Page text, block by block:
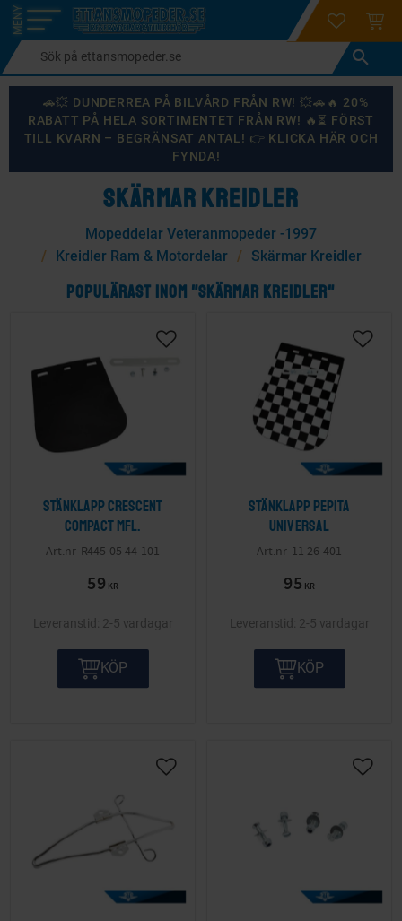
Meny
login
🚗💥 DUNDERREA PÅ BILVÅRD FRÅN RW! 💥🚗🔥 20%
RABATT PÅ HELA SORTIMENTET FRÅN RW! 🔥⏳ FÖRST
TILL KVARN – BEGRÄNSAT ANTAL! 👉 KLICKA HÄR OCH
FYNDA!
SKÄRMAR KREIDLER
Mopeddelar Veteranmopeder -1997
Kreidler Ram & Motordelar
Skärmar Kreidler
POPULÄRAST INOM "SKÄRMAR KREIDLER"
Stänklapp Crescent
Compact mfl.
R445-05-44-101
59 KR
2-5 vardagar
KÖP
Stänklapp Pepita
Universal
11-26-401
95 KR
2-5 vardagar
KÖP